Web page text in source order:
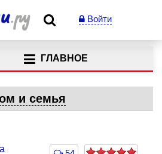
Войти
ГЛАВНОЕ
и семья